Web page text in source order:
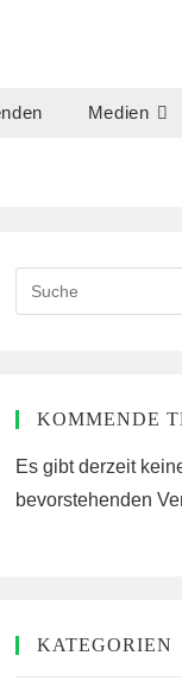
Medien
this
KOMMENDE
Es gibt derzeit
bevorstehenden
KATEGORIEN